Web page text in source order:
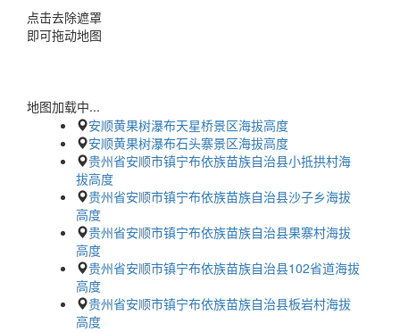
点击去除遮罩
即可拖动地图
地图加载中...
安顺黄果树瀑布天星桥景区海拔高度
安顺黄果树瀑布石头寨景区海拔高度
贵州省安顺市镇宁布依族苗族自治县小抵拱村海
拔高度
贵州省安顺市镇宁布依族苗族自治县沙子乡海拔
高度
贵州省安顺市镇宁布依族苗族自治县果寨村海拔
高度
贵州省安顺市镇宁布依族苗族自治县102省道海拔
高度
贵州省安顺市镇宁布依族苗族自治县板岩村海拔
高度